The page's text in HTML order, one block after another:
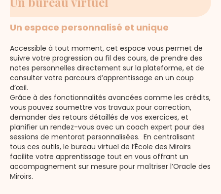
Un espace personnalisé et unique
Accessible à tout moment, cet espace vous permet de
suivre votre progression au fil des cours, de prendre des
notes personnelles directement sur la plateforme, et de
consulter votre parcours d’apprentissage en un coup
d’œil.
Grâce à des fonctionnalités avancées comme les crédits,
vous pouvez soumettre vos travaux pour correction,
demander des retours détaillés de vos exercices, et
planifier un rendez-vous avec un coach expert pour des
sessions de mentorat personnalisées. En centralisant
tous ces outils, le bureau virtuel de l’École des Miroirs
facilite votre apprentissage tout en vous offrant un
accompagnement sur mesure pour maîtriser l’Oracle des
Miroirs.